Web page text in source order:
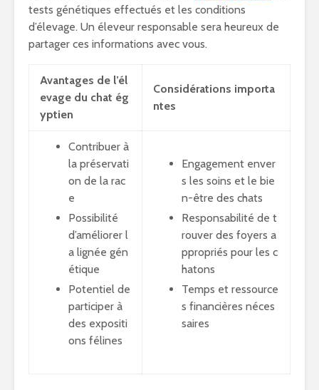
tests génétiques effectués et les conditions
d’élevage. Un éleveur responsable sera heureux de
partager ces informations avec vous.
Avantages de l’él
evage du chat ég
yptien
Considérations importa
ntes
Contribuer à
la préservati
on de la rac
e
Possibilité
d’améliorer l
a lignée gén
étique
Potentiel de
participer à
des expositi
ons félines
Engagement enver
s les soins et le bie
n-être des chats
Responsabilité de t
rouver des foyers a
ppropriés pour les c
hatons
Temps et ressource
s financières néces
saires